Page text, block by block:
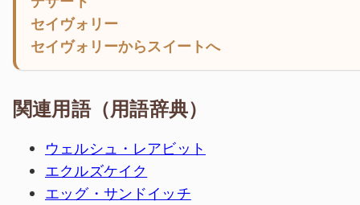
セイヴォリー
セイヴォリーからスイートへ
関連用語（用語辞典）
ウェルシュ・レアビット
エクルズケイク
エッグ・サンドイッチ